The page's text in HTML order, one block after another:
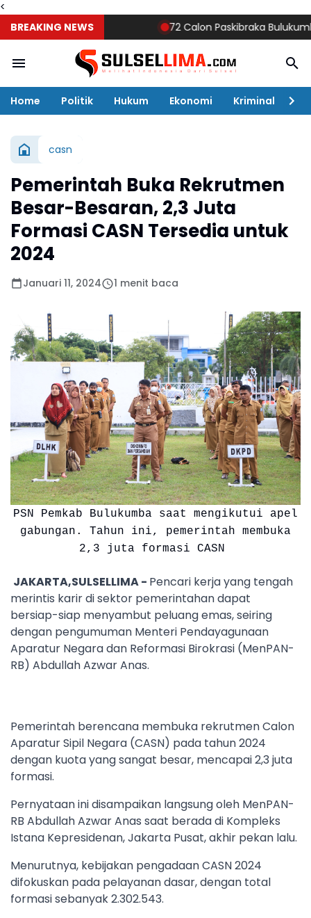
<
BREAKING NEWS
72 Calon Paskibraka Bulukumba
Home Politik Hukum Ekonomi Kriminal
casn
Pemerintah Buka Rekrutmen
Besar-Besaran, 2,3 Juta
Formasi CASN Tersedia untuk
2024
Januari 11, 2024 1 menit baca
PSN Pemkab Bulukumba saat mengikutui apel
gabungan. Tahun ini, pemerintah membuka
2,3 juta formasi CASN
JAKARTA,SULSELLIMA - Pencari kerja yang tengah
merintis karir di sektor pemerintahan dapat
bersiap-siap menyambut peluang emas, seiring
dengan pengumuman Menteri Pendayagunaan
Aparatur Negara dan Reformasi Birokrasi (MenPAN-
RB) Abdullah Azwar Anas.
Pemerintah berencana membuka rekrutmen Calon
Aparatur Sipil Negara (CASN) pada tahun 2024
dengan kuota yang sangat besar, mencapai 2,3 juta
formasi.
Pernyataan ini disampaikan langsung oleh MenPAN-
RB Abdullah Azwar Anas saat berada di Kompleks
Istana Kepresidenan, Jakarta Pusat, akhir pekan lalu.
Menurutnya, kebijakan pengadaan CASN 2024
difokuskan pada pelayanan dasar, dengan total
formasi sebanyak 2.302.543.